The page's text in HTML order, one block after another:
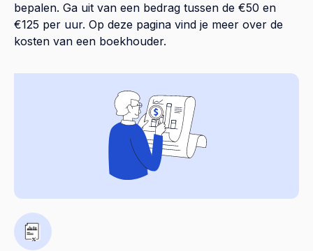
bepalen. Ga uit van een bedrag tussen de €50 en
€125 per uur. Op deze pagina vind je meer over de
kosten van een boekhouder.